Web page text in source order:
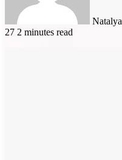
Natalya
27 2 minutes read